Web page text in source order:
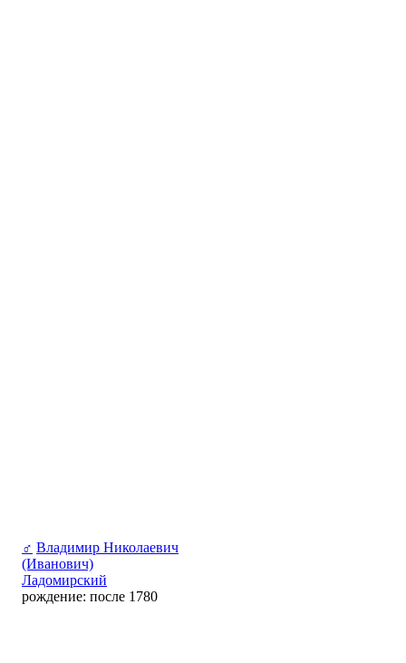
♂ Владимир Николаевич
(Иванович)
Ладомирский
рождение: после 1780